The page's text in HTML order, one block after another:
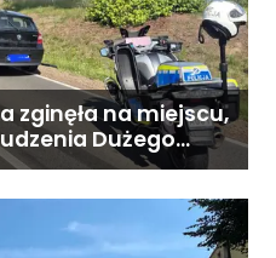
zginęła na miejscu,
Dużego